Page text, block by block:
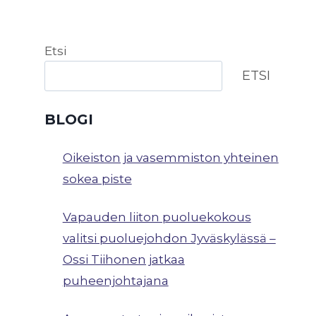
Etsi
ETSI
BLOGI
Oikeiston ja vasemmiston yhteinen
sokea piste
Vapauden liiton puoluekokous
valitsi puoluejohdon Jyväskylässä –
Ossi Tiihonen jatkaa
puheenjohtajana